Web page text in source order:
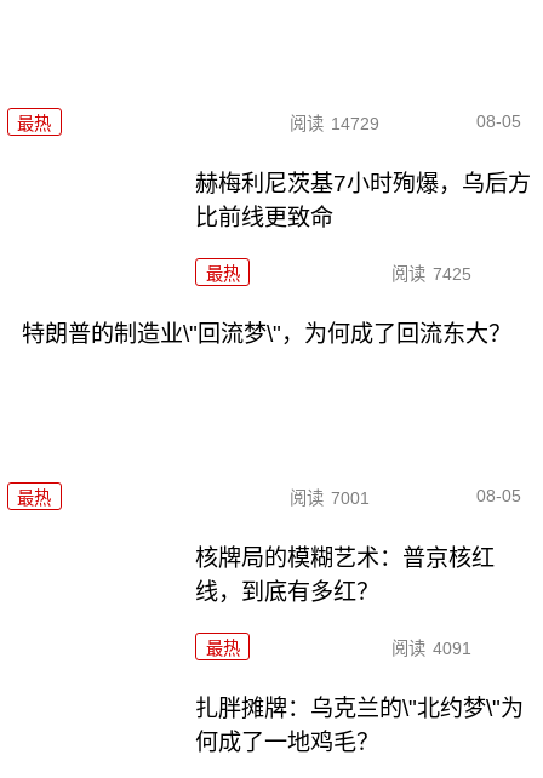
最热 阅读 14729 08-05
赫梅利尼茨基7小时殉爆，乌后方
比前线更致命
最热 阅读 7425
特朗普的制造业\"回流梦\"，为何成了回流东大？
最热 阅读 7001 08-05
核牌局的模糊艺术：普京核红
线，到底有多红？
最热 阅读 4091
扎胖摊牌：乌克兰的\"北约梦\"为
何成了一地鸡毛？